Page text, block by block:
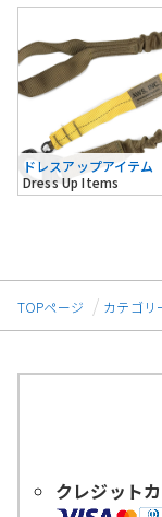
ドレスアップアイテム
Dress Up Items
TOPページ カテゴリ
クレジット